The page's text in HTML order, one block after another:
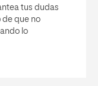
tus dudas
de que no
lo